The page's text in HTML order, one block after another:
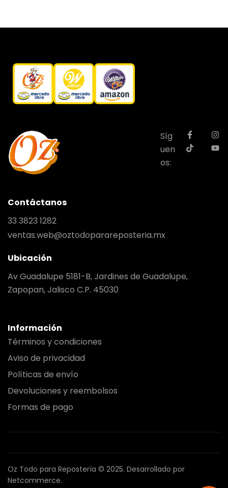
Síg
uen
os:
Contáctanos
33 3823 1282
ventas.web@oztodoparareposteria.mx
Ubicación
Av Guadalupe 5181-B, Jardines de Guadalupe,
Zapopan, Jalisco C.P. 45030
Información
Términos y condiciones
Aviso de privacidad
Políticas de envío
Devoluciones y reembolsos
Formas de pago
Oz Todo para Repostería © 2025. Desarrollado por
Netcommerce.